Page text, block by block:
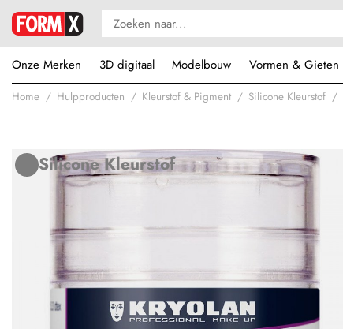
Onze Merken
3D digitaal Modelbouw Vormen & Gieten
Home Hulpproducten Kleurstof & Pigment Silicone Kleurstof
Silicone Kleurstof